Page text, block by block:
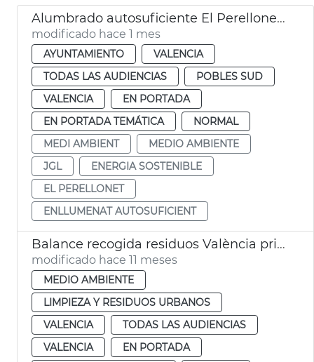
Alumbrado autosuficiente El Perellonet València
modificado hace 1 mes
AYUNTAMIENTO
VALENCIA
TODAS LAS AUDIENCIAS
POBLES SUD
VALENCIA
EN PORTADA
EN PORTADA TEMÁTICA
NORMAL
MEDI AMBIENT
MEDIO AMBIENTE
JGL
ENERGIA SOSTENIBLE
EL PERELLONET
ENLLUMENAT AUTOSUFICIENT
Balance recogida residuos València primer semestre 2025
modificado hace 11 meses
MEDIO AMBIENTE
LIMPIEZA Y RESIDUOS URBANOS
VALENCIA
TODAS LAS AUDIENCIAS
VALENCIA
EN PORTADA